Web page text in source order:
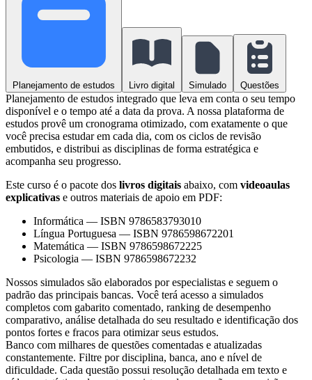
Planejamento de estudos Livro digital Simulado Questões
Planejamento de estudos integrado que leva em conta o seu tempo
disponível e o tempo até a data da prova. A nossa plataforma de
estudos provê um cronograma otimizado, com exatamente o que
você precisa estudar em cada dia, com os ciclos de revisão
embutidos, e distribui as disciplinas de forma estratégica e
acompanha seu progresso.
Este curso é o pacote dos livros digitais abaixo, com videoaulas
explicativas e outros materiais de apoio em PDF:
Informática — ISBN 9786583793010
Língua Portuguesa — ISBN 9786598672201
Matemática — ISBN 9786598672225
Psicologia — ISBN 9786598672232
Nossos simulados são elaborados por especialistas e seguem o
padrão das principais bancas. Você terá acesso a simulados
completos com gabarito comentado, ranking de desempenho
comparativo, análise detalhada do seu resultado e identificação dos
pontos fortes e fracos para otimizar seus estudos.
Banco com milhares de questões comentadas e atualizadas
constantemente. Filtre por disciplina, banca, ano e nível de
dificuldade. Cada questão possui resolução detalhada em texto e